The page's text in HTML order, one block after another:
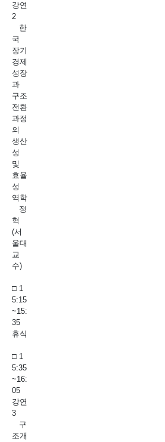
강연
2
한
국
장기
경제
성장
과
구조
전환
과정
의
생산
성
및
효율
성
역학
정
혁
(서
울대
교
수)
□ 1
5:15
~15:
35
휴식
□ 1
5:35
~16:
05
강연
3
구
조개